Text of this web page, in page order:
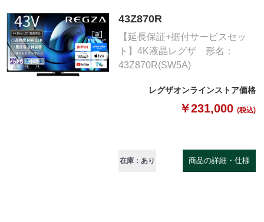
43Z870R
【延長保証+据付サービスセッ
ト】4K液晶レグザ 形名：
43Z870R(SW5A)
レグザオンラインストア価格
￥231,000 (税込)
在庫：あり 商品の詳細・仕様